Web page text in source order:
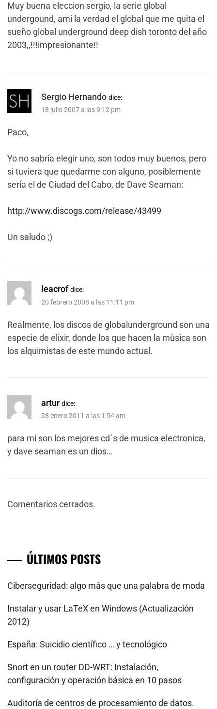
Muy buena eleccion sergio, la serie global
undergound, ami la verdad el global que me quita el
sueño global underground deep dish toronto del año
2003,,!!!impresionante!!
Sergio Hernando dice:
18 julio 2007 a las 9:12 pm
Paco,
Yo no sabría elegir uno, son todos muy buenos, pero
si tuviera que quedarme con alguno, posiblemente
sería el de Ciudad del Cabo, de Dave Seaman:
http://www.discogs.com/release/43499
Un saludo ;)
leacrof dice:
20 febrero 2008 a las 11:11 pm
Realmente, los discos de globalunderground son una
especie de elixir, donde los que hacen la mùsica son
los alquimistas de este mundo actual.
artur dice:
28 enero 2011 a las 1:54 am
para mi son los mejores cd´s de musica electronica,
y dave seaman es un dios…
Comentarios cerrados.
ÚLTIMOS POSTS
Ciberseguridad: algo más que una palabra de moda
Instalar y usar LaTeX en Windows (Actualización
2012)
España: Suicidio científico … y tecnológico
Snort en un router DD-WRT: Instalación,
configuración y operación básica en 10 pasos
Auditoría de centros de procesamiento de datos.